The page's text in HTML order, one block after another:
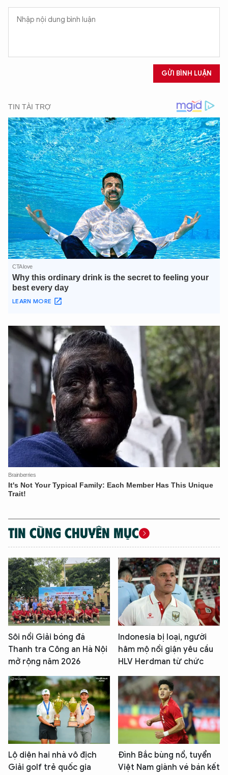
GỬI BÌNH LUẬN
TIN CÙNG CHUYÊN MỤC
Sôi nổi Giải bóng đá
Thanh tra Công an Hà Nội
mở rộng năm 2026
Indonesia bị loại, người
hâm mộ nổi giận yêu cầu
HLV Herdman từ chức
Lộ diện hai nhà vô địch
Giải golf trẻ quốc gia
Đình Bắc bùng nổ, tuyển
Việt Nam giành vé bán kết
Hãy hỏi tôi bất kỳ điều gì bạn cần biết về
An Ninh Thủ Đô nhé. Tôi sẵn sàng hỗ trợ!